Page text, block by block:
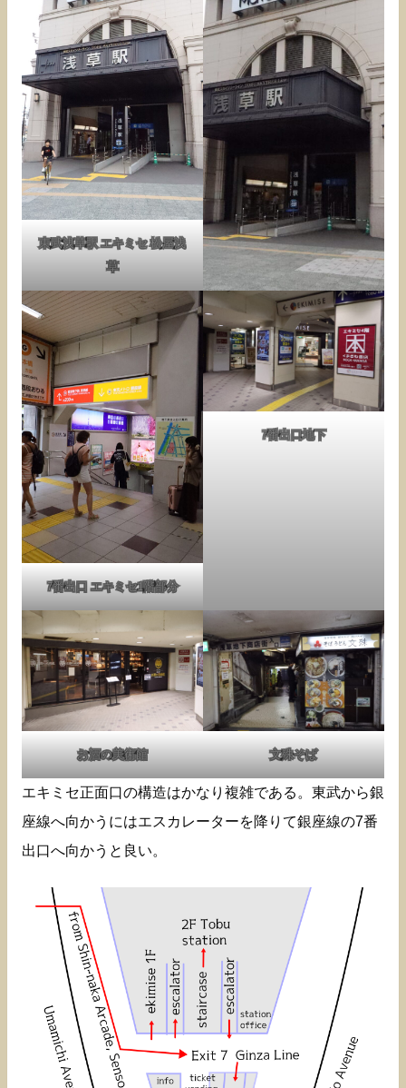
東武浅草駅 エキミセ 松屋浅
草
7番出口 エキミセ1階部分
7番出口地下
お酒の美術館 文殊そば
エキミセ正面口の構造はかなり複雑である。東武から銀
座線へ向かうにはエスカレーターを降りて銀座線の7番
出口へ向かうと良い。